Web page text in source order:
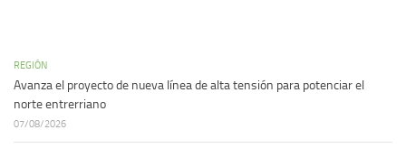
REGIÓN
Avanza el proyecto de nueva línea de alta tensión para potenciar el
norte entrerriano
07/08/2026